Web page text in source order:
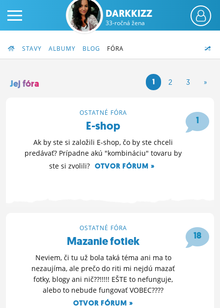
FÓRUM
STATUSY
MÔJ PROFIL
NASTAVENIA
ROLETA
DARKKIZZ
33-ročná žena
STAVY ALBUMY BLOG FÓRA
Jej fóra 1 2 3 »
1
OSTATNÉ FÓRA
E-shop
Ak by ste si založili E-shop, čo by ste chceli
predávať? Prípadne akú "kombináciu" tovaru by
ste si zvolili? OTVOR FÓRUM »
18
OSTATNÉ FÓRA
Mazanie fotiek
Neviem, či tu už bola taká téma ani ma to
nezaujíma, ale prečo do riti mi nejdú mazať
fotky, blogy ani nič??!!!!! EŠTE to nefunguje,
alebo to nebude fungovať VOBEC????
OTVOR FÓRUM »